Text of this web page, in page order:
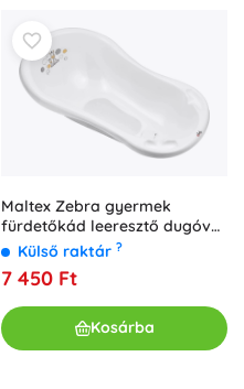
Maltex Zebra gyermek
fürdetőkád leeresztő dugóval
és csúszásgátló betéttel, 84
Külső raktár ?
7 450 Ft
Kosárba